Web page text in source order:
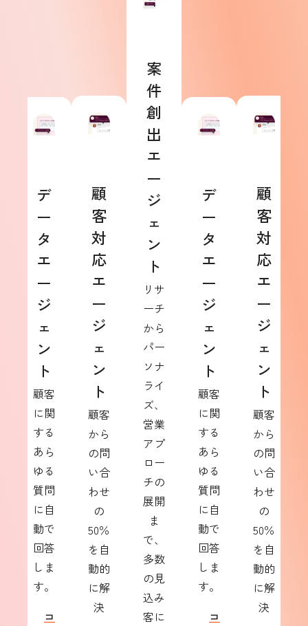
デ
ー
タ
エ
ー
ジ
ェ
ン
ト
顧客
に関
する
あら
ゆる
質問
に自
動で
回答
しま
す。
コ
顧
客
対
応
エ
ー
ジ
ェ
ン
ト
顧客
から
の問
い合
わせ
の
50％
を自
動的
に解
決
案
件
創
出
エ
ー
ジ
ェ
ン
ト
リサ
ーチ
から
パー
ソナ
ライ
ズ、
営業
アプ
ロー
チの
展開
ま
で、
多数
の見
込み
客に
デ
ー
タ
エ
ー
ジ
ェ
ン
ト
顧客
に関
する
あら
ゆる
質問
に自
動で
回答
しま
す。
コ
顧
客
対
応
エ
ー
ジ
ェ
ン
ト
顧客
から
の問
い合
わせ
の
50％
を自
動的
に解
決